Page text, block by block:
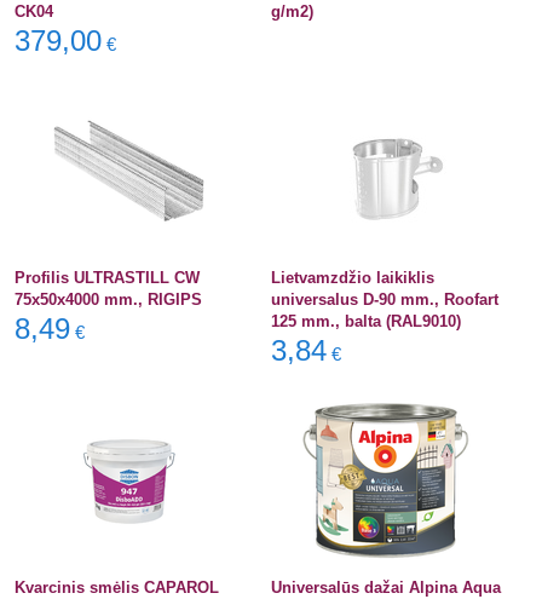
CK04
379,00 €
g/m2)
Profilis ULTRASTILL CW
75x50x4000 mm., RIGIPS
8,49 €
Lietvamzdžio laikiklis
universalus D-90 mm., Roofart
125 mm., balta (RAL9010)
3,84 €
Kvarcinis smėlis CAPAROL
Universalūs dažai Alpina Aqua